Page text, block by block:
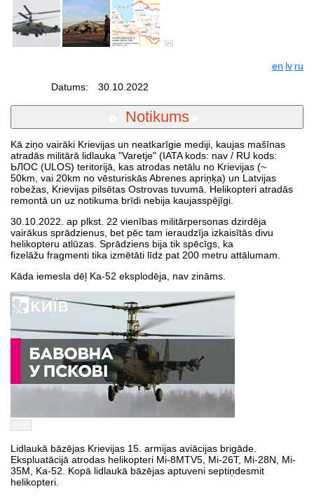
en lv ru
Datums:
30.10.2022
Notikums
Kā ziņo vairāki Krievijas un neatkarīgie mediji, kaujas mašīnas
atradās militārā lidlauka "Varetje" (IATA kods: nav / RU kods:
ЬЛОС (ULOS) teritorijā, kas atrodas netālu no Krievijas (~
50km, vai 20km no vēsturiskās Abrenes apriņķa) un Latvijas
robežas, Krievijas pilsētas Ostrovas tuvumā. Helikopteri atradās
remontā un uz notikuma brīdi nebija kaujasspējīgi.
30.10.2022. ap plkst. 22 vienības militārpersonas dzirdēja
vairākus sprādzienus, bet pēc tam ieraudzīja izkaisītās divu
helikopteru atlūzas. Sprādziens bija tik spēcīgs, ka
fizelāžu fragmenti tika izmētāti līdz pat 200 metru attālumam.
Kāda iemesla dēļ Ka-52 eksplodēja, nav zināms.
Lidlaukā bāzējas Krievijas 15. armijas aviācijas brigāde.
Ekspluatācijā atrodas helikopteri Mi-8MTV5, Mi-26T, Mi-28N, Mi-
35M, Ka-52. Kopā lidlaukā bāzējas aptuveni septiņdesmit
helikopteri.